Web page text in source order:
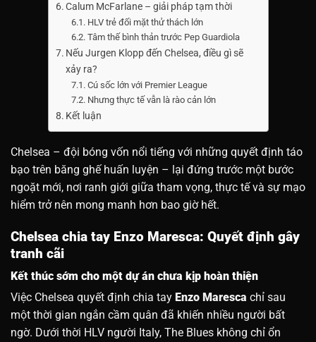
Calum McFarlane – giải pháp tạm thời
HLV trẻ đối mặt thử thách lớn
Tâm thế bình thản trước Pep Guardiola
Nếu Jurgen Klopp đến Chelsea, điều gì sẽ
xảy ra?
Cú sốc lớn với Premier League
Nhưng thực tế vẫn là rào cản lớn
Kết luận
Chelsea – đội bóng vốn nổi tiếng với những quyết định táo
bạo trên băng ghế huấn luyện – lại đứng trước một bước
ngoặt mới, nơi ranh giới giữa tham vọng, thực tế và sự mạo
hiểm trở nên mong manh hơn bao giờ hết.
Chelsea chia tay Enzo Maresca: Quyết định gây
tranh cãi
Kết thúc sớm cho một dự án chưa kịp hoàn thiện
Việc Chelsea quyết định chia tay Enzo Maresca chỉ sau
một thời gian ngắn cầm quân đã khiến nhiều người bất
ngờ. Dưới thời HLV người Italy, The Blues không chỉ ổn